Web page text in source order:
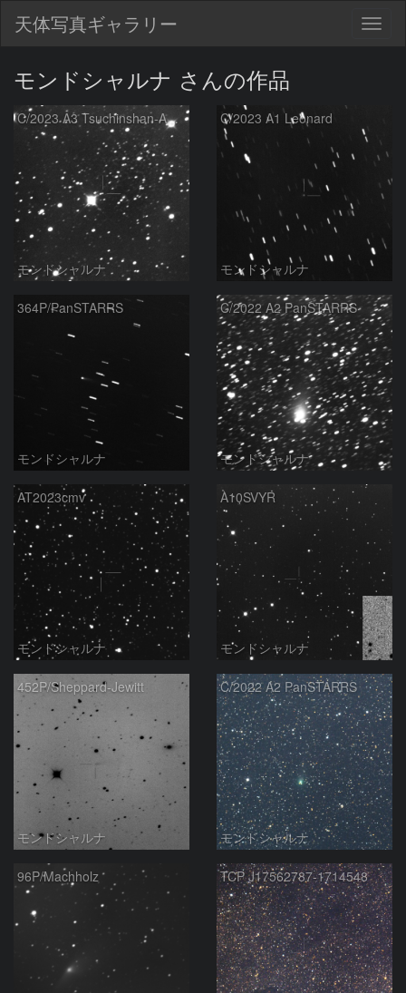
天体写真ギャラリー
モンドシャルナ さんの作品
C/2023 A3 Tsuchinshan-ATLAS
モンドシャルナ
C/2023 A1 Leonard
モンドシャルナ
364P/PanSTARRS
モンドシャルナ
C/2022 A2 PanSTARRS
モンドシャルナ
AT2023cmv
モンドシャルナ
A10SVYR
モンドシャルナ
452P/Sheppard-Jewitt
モンドシャルナ
C/2022 A2 PanSTARRS
モンドシャルナ
96P/Machholz TCP J17562787-1714548